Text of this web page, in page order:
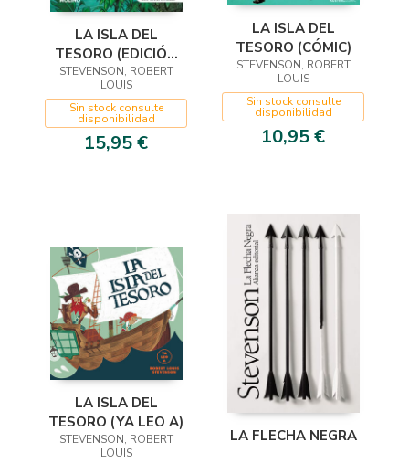
LA ISLA DEL
TESORO (EDICIÓN
ACTUALIZADA,
ILUSTRADA Y
ADAPTADA)
STEVENSON, ROBERT
LOUIS
Sin stock consulte
disponibilidad
15,95 €
LA ISLA DEL
TESORO (CÓMIC)
STEVENSON, ROBERT
LOUIS
Sin stock consulte
disponibilidad
10,95 €
LA ISLA DEL
TESORO (YA LEO A)
STEVENSON, ROBERT
LOUIS
LA FLECHA NEGRA